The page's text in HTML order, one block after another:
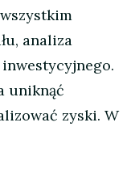
analiza
uniknąć
zyski. W